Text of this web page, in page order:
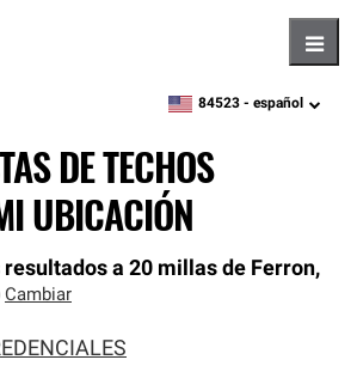
zipcode,language
84523 - español
DE TECHOS
UBICACIÓN
a 20 millas de Ferron,
Cambiar